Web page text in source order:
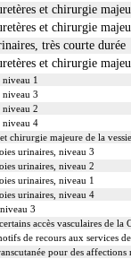
et chirurgie
et chirurgie
très courte durée
et chirurgie
niveau 1
niveau 3
niveau 2
niveau 4
chirurgie majeure de la
urinaires, niveau 3
urinaires, niveau 2
urinaires, niveau 1
urinaires, niveau 4
3
accès vasculaires de
de recours aux services
pour des affections